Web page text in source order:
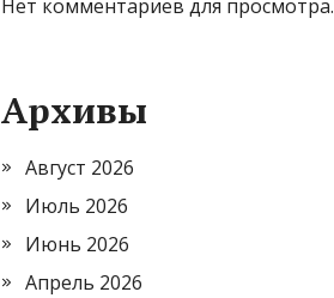
Нет комментариев для просмотра.
Архивы
Август 2026
Июль 2026
Июнь 2026
Апрель 2026